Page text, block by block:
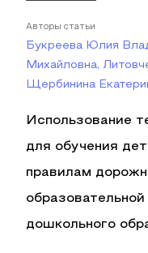
Авторы статьи
Букреева Юлия
Михайловна,
Щербинина
Использование
для обучения
правилам
дошкольного